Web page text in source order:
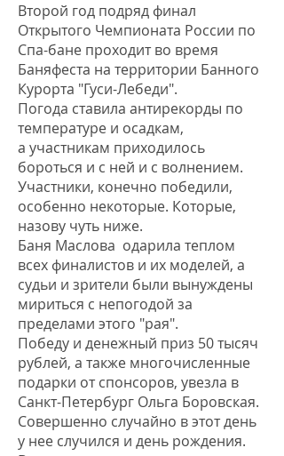
Второй год подряд финал
Открытого Чемпионата России по
Спа-бане проходит во время
Баняфеста на территории Банного
Курорта "Гуси-Лебеди".
Погода ставила антирекорды по
температуре и осадкам,
а участникам приходилось
бороться и с ней и с волнением.
Участники, конечно победили,
особенно некоторые. Которые,
назову чуть ниже.
Баня Маслова одарила теплом
всех финалистов и их моделей, а
судьи и зрители были вынуждены
мириться с непогодой за
пределами этого "рая".
Победу и денежный приз 50 тысяч
рублей, а также многочисленные
подарки от спонсоров, увезла в
Санкт-Петербург Ольга Боровская.
Совершенно случайно в этот день
у нее случился и день рождения.